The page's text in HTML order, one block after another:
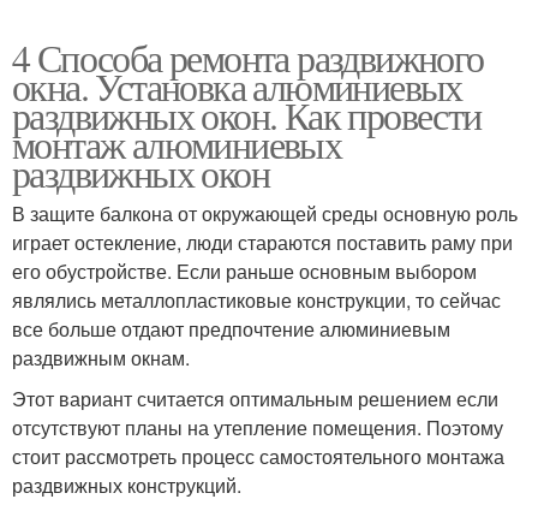
4 Способа ремонта раздвижного
окна. Установка алюминиевых
раздвижных окон. Как провести
монтаж алюминиевых
раздвижных окон
В защите балкона от окружающей среды основную роль
играет остекление, люди стараются поставить раму при
его обустройстве. Если раньше основным выбором
являлись металлопластиковые конструкции, то сейчас
все больше отдают предпочтение алюминиевым
раздвижным окнам.
Этот вариант считается оптимальным решением если
отсутствуют планы на утепление помещения. Поэтому
стоит рассмотреть процесс самостоятельного монтажа
раздвижных конструкций.